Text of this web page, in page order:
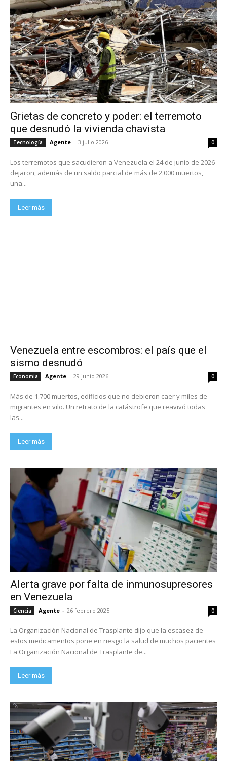
Grietas de concreto y poder: el terremoto
que desnudó la vivienda chavista
Tecnología Agente - 3 julio 2026 0
Los terremotos que sacudieron a Venezuela el 24 de junio de 2026
dejaron, además de un saldo parcial de más de 2.000 muertos,
una...
Leer más
Venezuela entre escombros: el país que el
sismo desnudó
Economia Agente - 29 junio 2026 0
Más de 1.700 muertos, edificios que no debieron caer y miles de
migrantes en vilo. Un retrato de la catástrofe que reavivó todas
las...
Leer más
Alerta grave por falta de inmunosupresores
en Venezuela
Ciencia Agente - 26 febrero 2025 0
La Organización Nacional de Trasplante dijo que la escasez de
estos medicamentos pone en riesgo la salud de muchos pacientes
La Organización Nacional de Trasplante de...
Leer más